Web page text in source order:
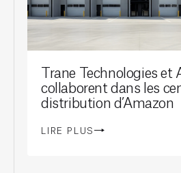
Trane Technologies et
collaborent dans les
distribution d’Amazon
LIRE PLUS